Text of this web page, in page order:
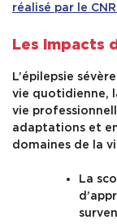
réalisé par le
Les impacts
L’épilepsie
vie quotidienne,
vie
adaptations et
domaines de la
La